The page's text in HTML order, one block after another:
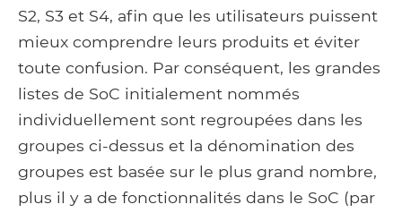
S2, S3 et S4, afin que les utilisateurs puissent
mieux comprendre leurs produits et éviter
toute confusion. Par conséquent, les grandes
listes de SoC initialement nommés
individuellement sont regroupées dans les
groupes ci-dessus et la dénomination des
groupes est basée sur le plus grand nombre,
plus il y a de fonctionnalités dans le SoC (par